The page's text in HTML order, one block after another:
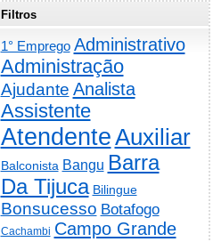
Filtros
1° Emprego Administrativo
Administração
Ajudante Analista
Assistente
AtendenteAuxiliar
Balconista Bangu Barra
Da Tijuca Bilingue
Bonsucesso Botafogo
Cachambi Campo Grande